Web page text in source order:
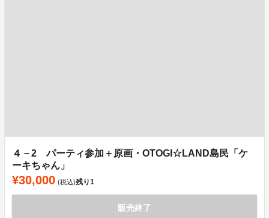
４－2 パーティ参加＋原画・OTOGI☆LAND島民「ケ
ーキちゃん」
¥30,000 (税込)残り1
販売終了